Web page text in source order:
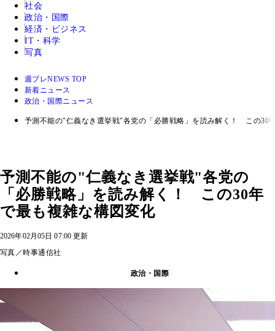
社会
政治・国際
経済・ビジネス
IT・科学
写真
週プレNEWS TOP
新着ニュース
政治・国際ニュース
予測不能の"仁義なき選挙戦"各党の「必勝戦略」を読み解く！ この30
予測不能の"仁義なき選挙戦"各党の
「必勝戦略」を読み解く！ この30年
で最も複雑な構図変化
2026年02月05日 07:00 更新
写真／時事通信社
政治・国際